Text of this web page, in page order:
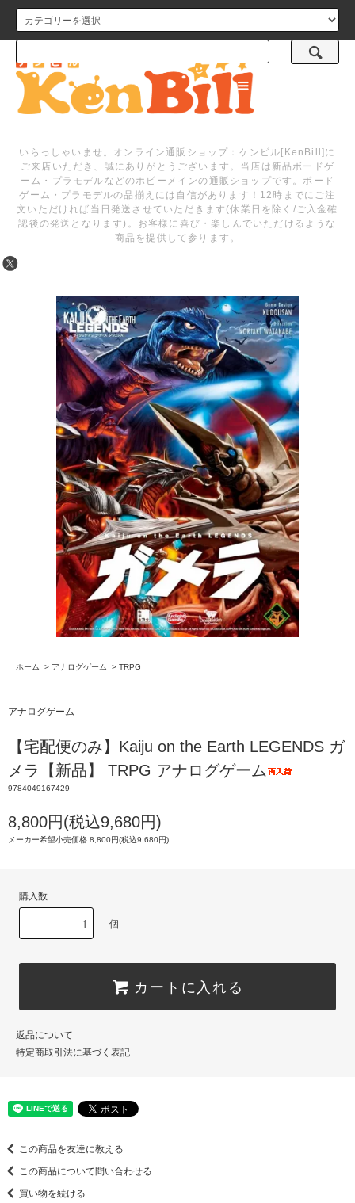
メニュー
いらっしゃいませ。オンライン通販ショップ：ケンビル[KenBill]に
ご来店いただき、誠にありがとうございます。当店は新品ボードゲ
ーム・プラモデルなどのホビーメインの通販ショップです。ボード
ゲーム・プラモデルの品揃えには自信があります！12時までにご注
文いただければ当日発送させていただきます(休業日を除く/ご入金確
認後の発送となります)。お客様に喜び・楽しんでいただけるような
商品を提供して参ります。
ホーム > アナログゲーム > TRPG
アナログゲーム
【宅配便のみ】Kaiju on the Earth LEGENDS ガ
メラ【新品】 TRPG アナログゲーム
9784049167429
8,800円(税込9,680円)
メーカー希望小売価格 8,800円(税込9,680円)
購入数
個
カートに入れる
返品について
特定商取引法に基づく表記
この商品を友達に教える
この商品について問い合わせる
買い物を続ける